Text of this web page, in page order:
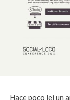
Hacepoco leí un